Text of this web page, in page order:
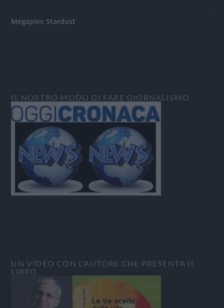
Megaplex Stardust
IL NOSTRO MODO DI FARE GIORNALISMO
UN VIDEO CON L’AUTORE CHE PRESENTA IL
LIBRO